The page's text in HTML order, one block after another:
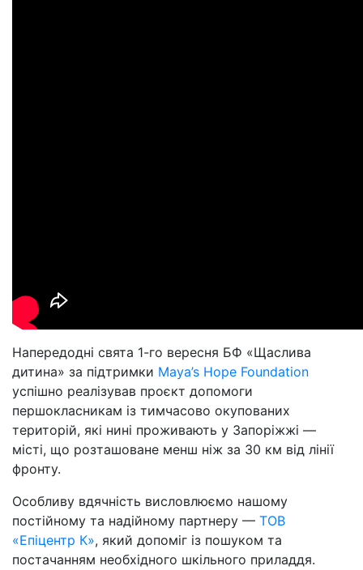
Напередодні свята 1-го вересня БФ «Щаслива
дитина» за підтримки Maya’s Hope Foundation
успішно реалізував проєкт допомоги
першокласникам із тимчасово окупованих
територій, які нині проживають у Запоріжжі —
місті, що розташоване менш ніж за 30 км від лінії
фронту.
Особливу вдячність висловлюємо нашому
постійному та надійному партнеру — ТОВ
«Епіцентр К», який допоміг із пошуком та
постачанням необхідного шкільного приладдя.